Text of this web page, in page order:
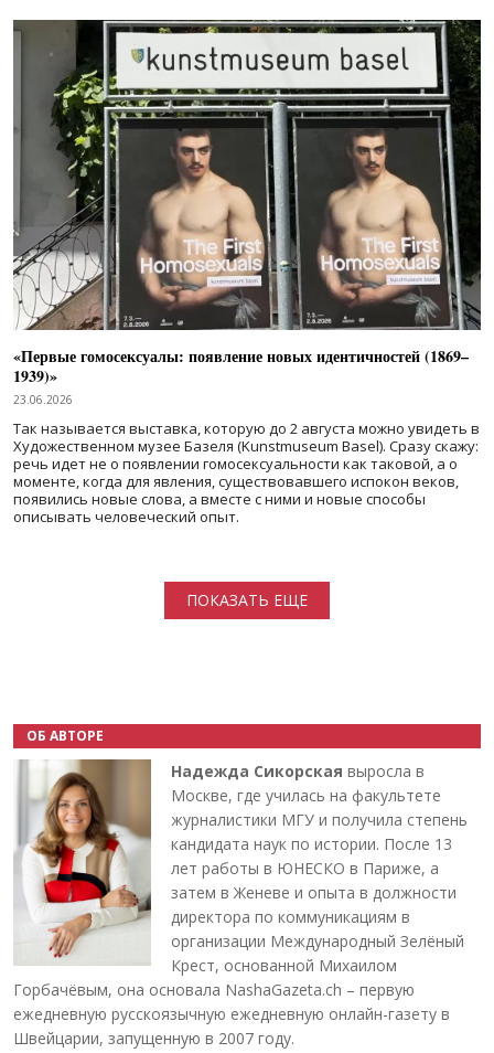
«Первые гомосексуалы: появление новых идентичностей (1869–
1939)»
23.06.2026
Так называется выставка, которую до 2 августа можно увидеть в
Художественном музее Базеля (Kunstmuseum Basel). Сразу скажу:
речь идет не о появлении гомосексуальности как таковой, а о
моменте, когда для явления, существовавшего испокон веков,
появились новые слова, а вместе с ними и новые способы
описывать человеческий опыт.
ПОКАЗАТЬ ЕЩЕ
ОБ АВТОРЕ
Надежда Сикорская выросла в
Москве, где училась на факультете
журналистики МГУ и получила степень
кандидата наук по истории. После 13
лет работы в ЮНЕСКО в Париже, а
затем в Женеве и опыта в должности
директора по коммуникациям в
организации Международный Зелёный
Крест, основанной Михаилом
Горбачёвым, она основала NashaGazeta.ch – первую
ежедневную русскоязычную ежедневную онлайн-газету в
Швейцарии, запущенную в 2007 году.